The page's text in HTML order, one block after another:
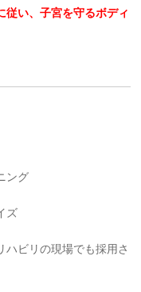
従い、子宮を守るボディ
ング
ズ
ハビリの現場でも採用さ